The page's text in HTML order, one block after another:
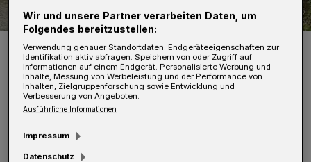
Von li.: Maik Gehrmann, Asal Tayouri, Katrin Heiderhoff, Tarkan Aslan,
Kadir Yigit, Dominik Spanke, Maurice Tschense und Adris Kalonji.
Foto: Julia Kraft
Wir und unsere Partner verarbeiten Daten, um
Folgendes bereitzustellen:
Verwendung genauer Standortdaten. Endgeräteeigenschaften zur
Identifikation aktiv abfragen. Speichern von oder Zugriff auf
Informationen auf einem Endgerät. Personalisierte Werbung und
Inhalte, Messung von Werbeleistung und der Performance von
Inhalten, Zielgruppenforschung sowie Entwicklung und
Verbesserung von Angeboten.
Ausführliche Informationen
Impressum
Datenschutz